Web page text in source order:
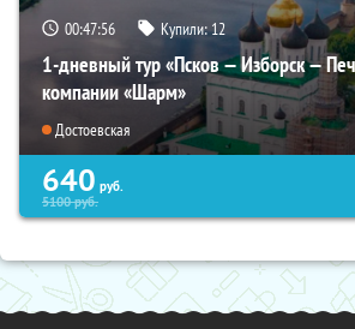
00:47:54 Купили:12
1-дневный тур «Псков — Изборск —
компании «Шарм»
Достоевская
640 руб.
5100руб.